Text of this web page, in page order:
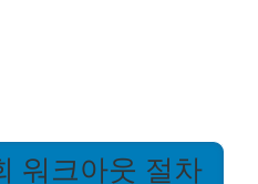
워크아웃 절차